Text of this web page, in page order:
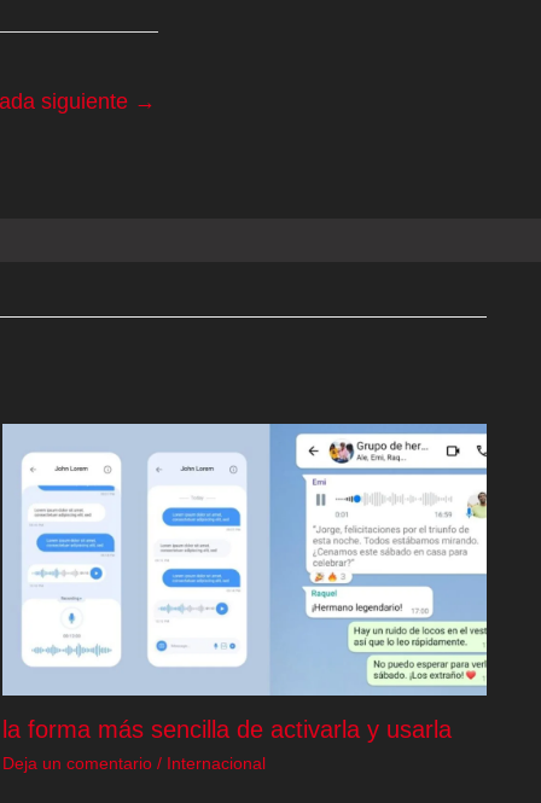
siguiente →
la forma más sencilla de activarla y usarla
Deja un comentario / Internacional